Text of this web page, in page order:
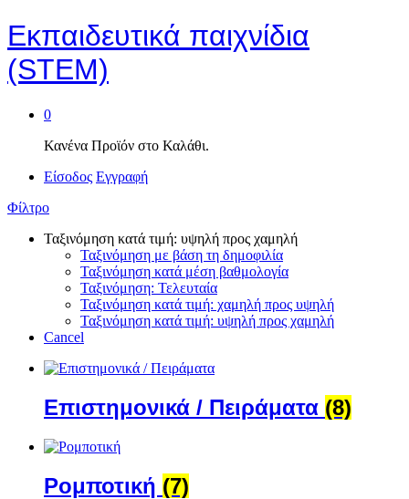
Εκπαιδευτικά παιχνίδια
(STEM)
0
Κανένα Προϊόν στο Καλάθι.
Είσοδος Εγγραφή
Φίλτρο
Ταξινόμηση κατά τιμή: υψηλή προς χαμηλή
Ταξινόμηση με βάση τη δημοφιλία
Ταξινόμηση κατά μέση βαθμολογία
Ταξινόμηση: Τελευταία
Ταξινόμηση κατά τιμή: χαμηλή προς υψηλή
Ταξινόμηση κατά τιμή: υψηλή προς χαμηλή
Cancel
Επιστημονικά / Πειράματα (8)
Ρομποτική (7)